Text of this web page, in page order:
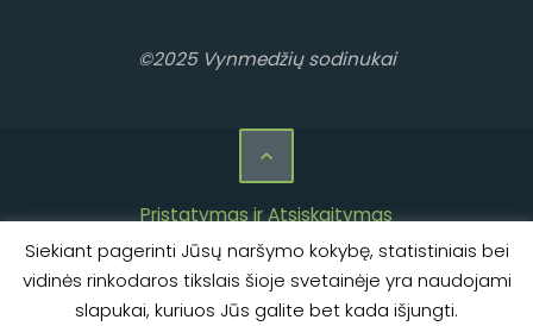
©2025 Vynmedžių sodinukai
Pristatymas ir Atsiskaitymas
Privatumo politika
Taisyklės ir sąlygos
Siekiant pagerinti Jūsų naršymo kokybę, statistiniais bei
vidinės rinkodaros tikslais šioje svetainėje yra naudojami
slapukai, kuriuos Jūs galite bet kada išjungti.